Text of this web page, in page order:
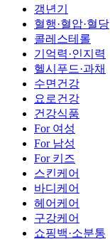
갱년기
혈행·혈압·혈당
콜레스테롤
기억력·인지력
헬시푸드·과채
수면건강
요로건강
건강식품
For 여성
For 남성
For 키즈
스킨케어
바디케어
헤어케어
구강케어
쇼핑백·소분통